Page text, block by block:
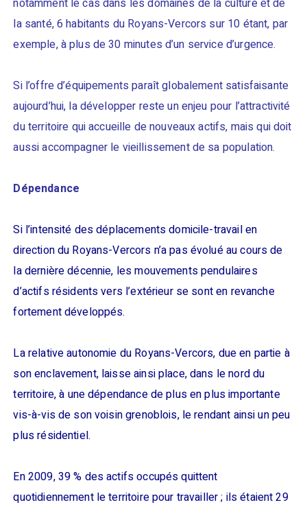
notamment le cas dans les domaines de la culture et de
la santé, 6 habitants du Royans-Vercors sur 10 étant, par
exemple, à plus de 30 minutes d’un service d’urgence.
Si l’offre d’équipements paraît globalement satisfaisante
aujourd’hui, la développer reste un enjeu pour l’attractivité
du territoire qui accueille de nouveaux actifs, mais qui doit
aussi accompagner le vieillissement de sa population.
Dépendance
Si l’intensité des déplacements domicile-travail en
direction du Royans-Vercors n’a pas évolué au cours de
la dernière décennie, les mouvements pendulaires
d’actifs résidents vers l’extérieur se sont en revanche
fortement développés.
La relative autonomie du Royans-Vercors, due en partie à
son enclavement, laisse ainsi place, dans le nord du
territoire, à une dépendance de plus en plus importante
vis-à-vis de son voisin grenoblois, le rendant ainsi un peu
plus résidentiel.
En 2009, 39 % des actifs occupés quittent
quotidiennement le territoire pour travailler ; ils étaient 29